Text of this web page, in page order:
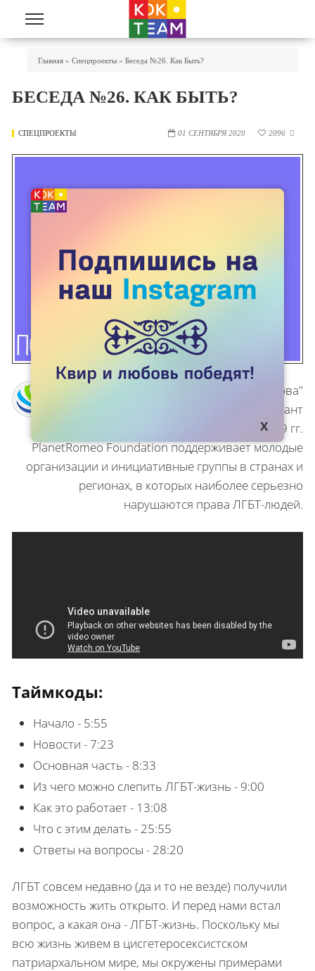
Перейти к основному содержанию
Главная » Спецпроекты » Беседа №26. Как Быть?
БЕСЕДА №26. КАК БЫТЬ?
СПЕЦПРОЕКТЫ 01 СЕНТЯБРЯ 2020 2096 
Проект "Пони Валиханова"
осуществлялся на грант
PlanetRomeo Foundation в 2018-2019 гг.
PlanetRomeo Foundation поддерживает молодые
организации и инициативные группы в странах и
регионах, в которых наиболее серьезно
нарушаются права ЛГБТ-людей.
Таймкоды:
Начало - 5:55
Новости - 7:23
Основная часть - 8:33
Из чего можно слепить ЛГБТ-жизнь - 9:00
Как это работает - 13:08
Что с этим делать - 25:55
Ответы на вопросы - 28:20
ЛГБТ совсем недавно (да и то не везде) получили
возможность жить открыто. И перед нами встал
вопрос, а какая она - ЛГБТ-жизнь. Поскольку мы
всю жизнь живем в цисгетеросексистском
патриархальном мире, мы окружены примерами